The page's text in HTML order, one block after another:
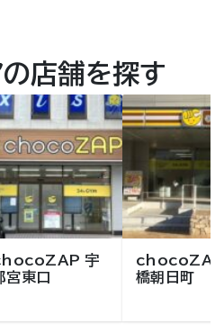
の店舗を探す
宇
宮東口
chocoZAP
橋朝日町